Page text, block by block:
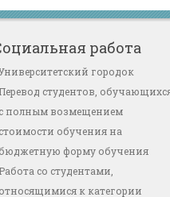
работа
городок
Перевод студентов,
с полным возмещением
стоимости обучения на
бюджетную форму обучения
Работа со студентами,
относящимися к категории